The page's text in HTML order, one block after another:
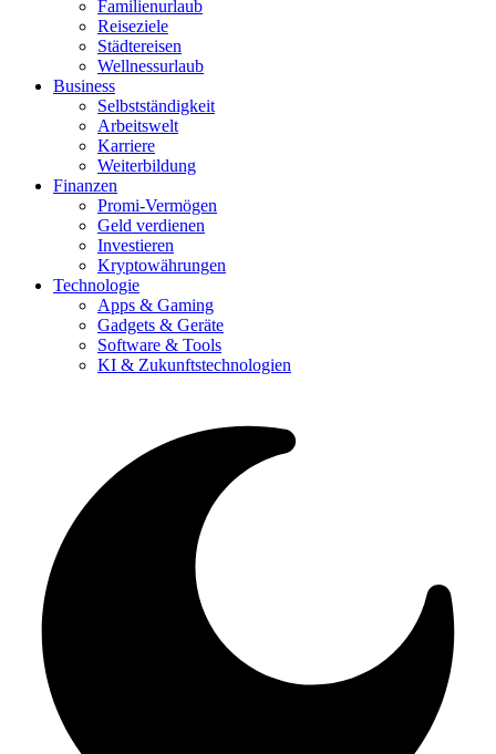
Familienurlaub
Reiseziele
Städtereisen
Wellnessurlaub
Business
Selbstständigkeit
Arbeitswelt
Karriere
Weiterbildung
Finanzen
Promi-Vermögen
Geld verdienen
Investieren
Kryptowährungen
Technologie
Apps & Gaming
Gadgets & Geräte
Software & Tools
KI & Zukunftstechnologien